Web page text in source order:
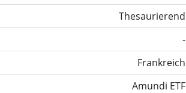
Thesaurierend
-
Frankreich
Amundi ETF